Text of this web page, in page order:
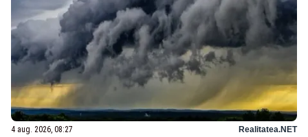
4 aug. 2026, 08:27 Realitatea.NET